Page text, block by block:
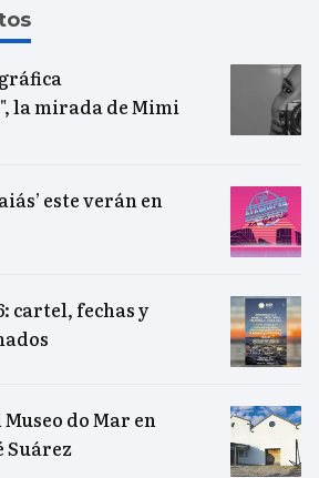
la mirada de Mimi
este verán en
cartel, fechas y
do Mar en
Suárez